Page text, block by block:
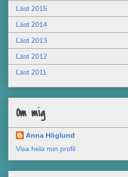
Läst 2015
Läst 2014
Läst 2013
Läst 2012
Läst 2011
Om mig
Anna Höglund
Visa hela min profil